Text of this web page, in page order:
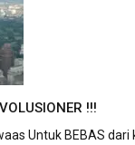
!!!
Untuk BEBAS